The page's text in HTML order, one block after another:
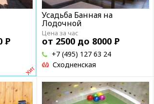
Р
Усадьба Банная на
Лодочной
Цена за час
от 2500 до 8000 Р
Сходненская
+7 (495) 127 63 24